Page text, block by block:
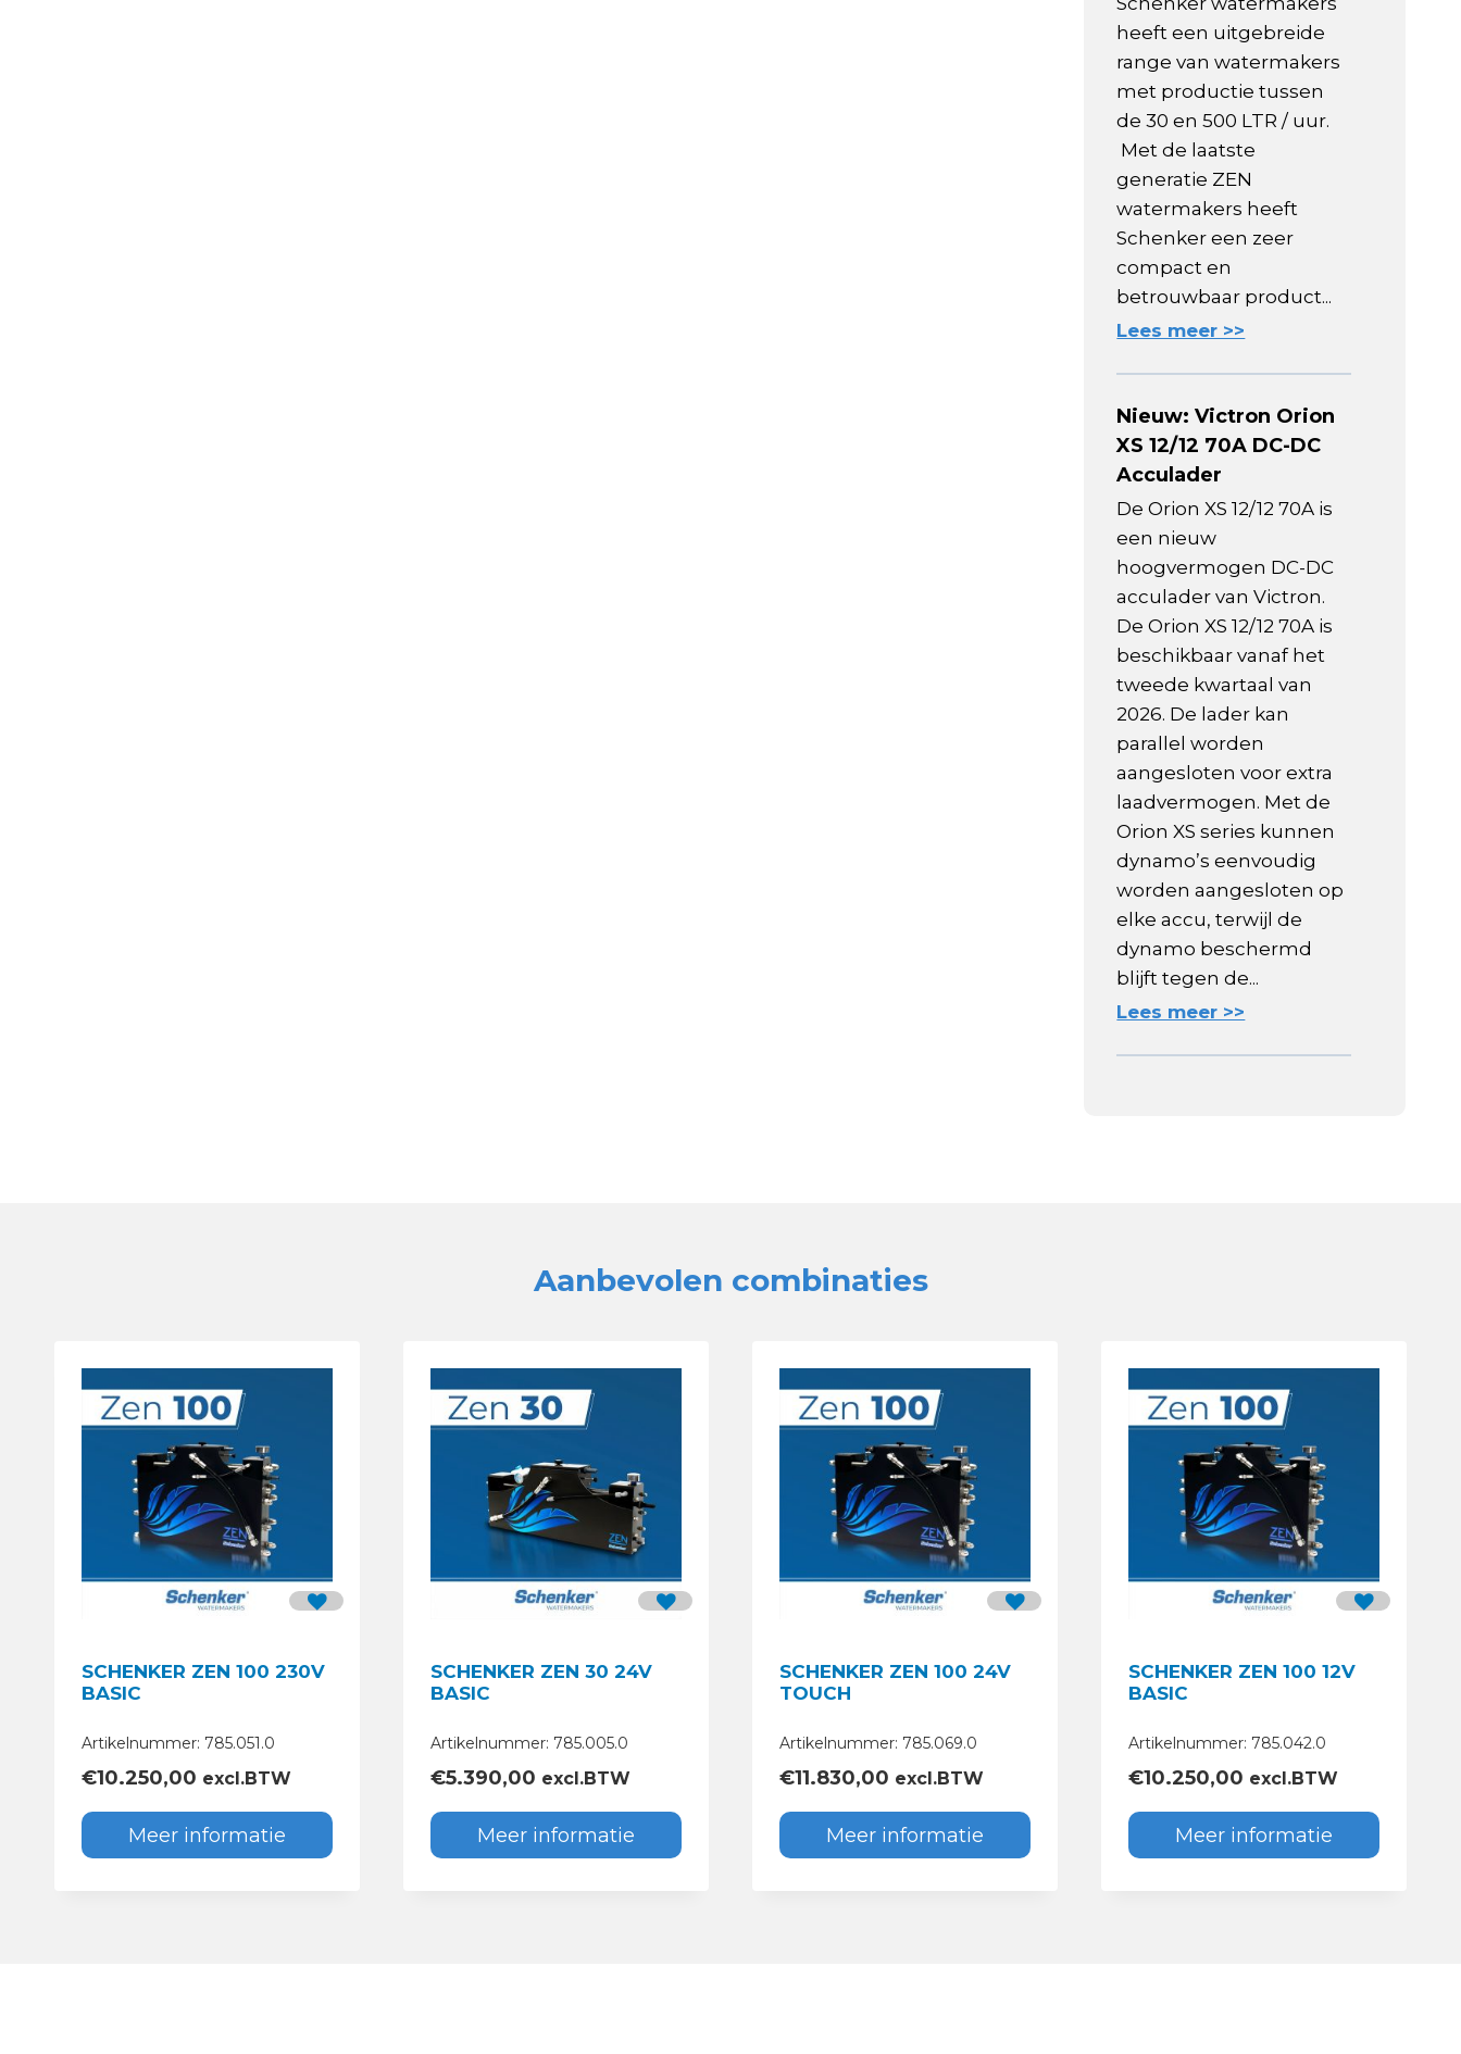
heeft een uitgebreide
range van watermakers
met productie tussen
de 30 en 500 LTR / uur.
Met de laatste
generatie ZEN
watermakers heeft
Schenker een zeer
compact en
betrouwbaar product...
Lees meer >>
Nieuw: Victron Orion
XS 12/12 70A DC-DC
Acculader
De Orion XS 12/12 70A is
een nieuw
hoogvermogen DC-DC
acculader van Victron.
De Orion XS 12/12 70A is
beschikbaar vanaf het
tweede kwartaal van
2026. De lader kan
parallel worden
aangesloten voor extra
laadvermogen. Met de
Orion XS series kunnen
dynamo’s eenvoudig
worden aangesloten op
elke accu, terwijl de
dynamo beschermd
blijft tegen de...
Lees meer >>
Aanbevolen combinaties
SCHENKER ZEN 100 230V
BASIC
Artikelnummer: 785.051.0
€10.250,00 excl.BTW
Meer informatie
SCHENKER ZEN 30 24V
BASIC
Artikelnummer: 785.005.0
€5.390,00 excl.BTW
Meer informatie
SCHENKER ZEN 100 24V
TOUCH
Artikelnummer: 785.069.0
€11.830,00 excl.BTW
Meer informatie
SCHENKER ZEN 100 12V
BASIC
Artikelnummer: 785.042.0
€10.250,00 excl.BTW
Meer informatie